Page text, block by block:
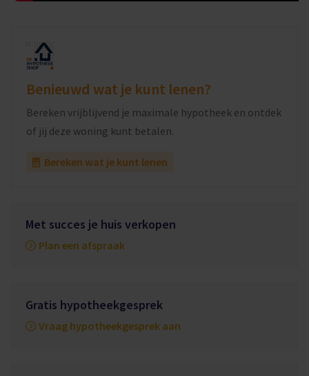
Benieuwd wat je kunt lenen?
Bereken vrijblijvend je maximale hypotheek en ontdek
of jij deze woning kunt betalen.
Bereken wat je kunt lenen
Met succes je huis verkopen
Plan een afspraak
Gratis hypotheekgesprek
Vraag hypotheekgesprek aan